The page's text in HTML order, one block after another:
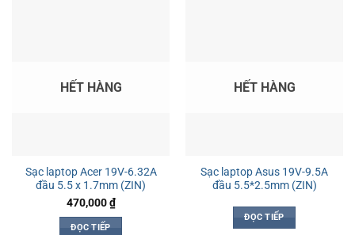
HẾT HÀNG
Sạc laptop Acer 19V-6.32A
đầu 5.5 x 1.7mm (ZIN)
470,000₫
ĐỌC TIẾP
HẾT HÀNG
Sạc laptop Asus 19V-9.5A
đầu 5.5*2.5mm (ZIN)
ĐỌC TIẾP